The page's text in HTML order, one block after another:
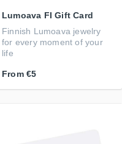
Lumoava FI Gift Card
Finnish Lumoava jewelry
for every moment of your
life
From €5